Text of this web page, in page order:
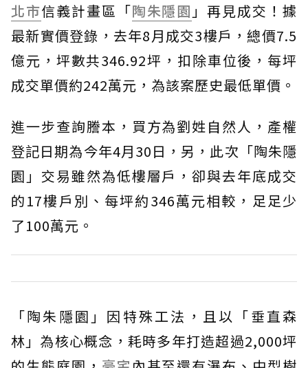
北市信義計畫區「陶朱隱園 」再見成交！據
最新實價登錄，去年8月成交3樓戶，總價7.5
億元，坪數共346.92坪，扣除車位後，每坪
成交單價約242萬元，為該案歷史最低單價。
進一步查詢謄本，買方為劉姓自然人，產權
登記日期為今年4月30日，另，此次「陶朱隱
園」交易雖然為低樓層戶，卻與去年底成交
的17樓戶別、每坪約346萬元相較，足足少
了100萬元。
「陶朱隱園」因特殊工法，且以「垂直森
林」為核心概念，耗時多年打造超過2,000坪